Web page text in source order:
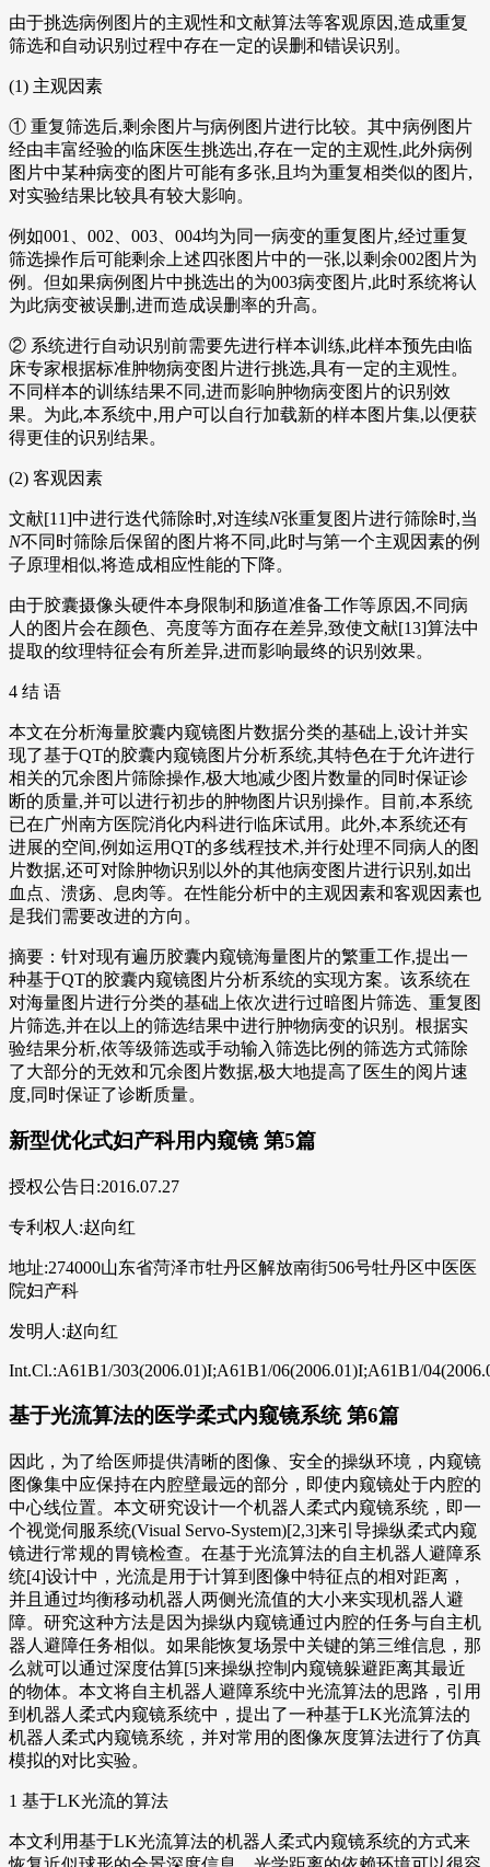
由于挑选病例图片的主观性和文献算法等客观原因,造成重复
筛选和自动识别过程中存在一定的误删和错误识别。
(1) 主观因素
① 重复筛选后,剩余图片与病例图片进行比较。其中病例图片
经由丰富经验的临床医生挑选出,存在一定的主观性,此外病例
图片中某种病变的图片可能有多张,且均为重复相类似的图片,
对实验结果比较具有较大影响。
例如001、002、003、004均为同一病变的重复图片,经过重复
筛选操作后可能剩余上述四张图片中的一张,以剩余002图片为
例。但如果病例图片中挑选出的为003病变图片,此时系统将认
为此病变被误删,进而造成误删率的升高。
② 系统进行自动识别前需要先进行样本训练,此样本预先由临
床专家根据标准肿物病变图片进行挑选,具有一定的主观性。
不同样本的训练结果不同,进而影响肿物病变图片的识别效
果。为此,本系统中,用户可以自行加载新的样本图片集,以便获
得更佳的识别结果。
(2) 客观因素
文献[11]中进行迭代筛除时,对连续N张重复图片进行筛除时,当
N不同时筛除后保留的图片将不同,此时与第一个主观因素的例
子原理相似,将造成相应性能的下降。
由于胶囊摄像头硬件本身限制和肠道准备工作等原因,不同病
人的图片会在颜色、亮度等方面存在差异,致使文献[13]算法中
提取的纹理特征会有所差异,进而影响最终的识别效果。
4 结 语
本文在分析海量胶囊内窥镜图片数据分类的基础上,设计并实
现了基于QT的胶囊内窥镜图片分析系统,其特色在于允许进行
相关的冗余图片筛除操作,极大地减少图片数量的同时保证诊
断的质量,并可以进行初步的肿物图片识别操作。目前,本系统
已在广州南方医院消化内科进行临床试用。此外,本系统还有
进展的空间,例如运用QT的多线程技术,并行处理不同病人的图
片数据,还可对除肿物识别以外的其他病变图片进行识别,如出
血点、溃疡、息肉等。在性能分析中的主观因素和客观因素也
是我们需要改进的方向。
摘要：针对现有遍历胶囊内窥镜海量图片的繁重工作,提出一
种基于QT的胶囊内窥镜图片分析系统的实现方案。该系统在
对海量图片进行分类的基础上依次进行过暗图片筛选、重复图
片筛选,并在以上的筛选结果中进行肿物病变的识别。根据实
验结果分析,依等级筛选或手动输入筛选比例的筛选方式筛除
了大部分的无效和冗余图片数据,极大地提高了医生的阅片速
度,同时保证了诊断质量。
新型优化式妇产科用内窥镜 第5篇
授权公告日:2016.07.27
专利权人:赵向红
地址:274000山东省菏泽市牡丹区解放南街506号牡丹区中医医
院妇产科
发明人:赵向红
Int.Cl.:A61B1/303(2006.01)I;A61B1/06(2006.01)I;A61B1/
基于光流算法的医学柔式内窥镜系统 第6篇
因此，为了给医师提供清晰的图像、安全的操纵环境，内窥镜
图像集中应保持在内腔壁最远的部分，即使内窥镜处于内腔的
中心线位置。本文研究设计一个机器人柔式内窥镜系统，即一
个视觉伺服系统(Visual Servo-System)[2,3]来引导操纵柔式内窥
镜进行常规的胃镜检查。在基于光流算法的自主机器人避障系
统[4]设计中，光流是用于计算到图像中特征点的相对距离，
并且通过均衡移动机器人两侧光流值的大小来实现机器人避
障。研究这种方法是因为操纵内窥镜通过内腔的任务与自主机
器人避障任务相似。如果能恢复场景中关键的第三维信息，那
么就可以通过深度估算[5]来操纵控制内窥镜躲避距离其最近
的物体。本文将自主机器人避障系统中光流算法的思路，引用
到机器人柔式内窥镜系统中，提出了一种基于LK光流算法的
机器人柔式内窥镜系统，并对常用的图像灰度算法进行了仿真
模拟的对比实验。
1 基于LK光流的算法
本文利用基于LK光流算法的机器人柔式内窥镜系统的方式来